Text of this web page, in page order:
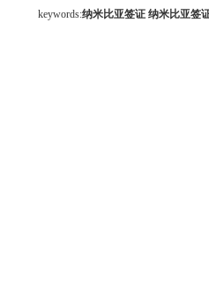
keywords:纳米比亚签证 纳米比亚签